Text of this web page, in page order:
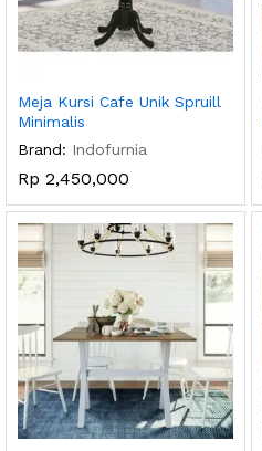
Meja Kursi Cafe Unik Spruill
Minimalis
Brand: Indofurnia
Rp 2,450,000